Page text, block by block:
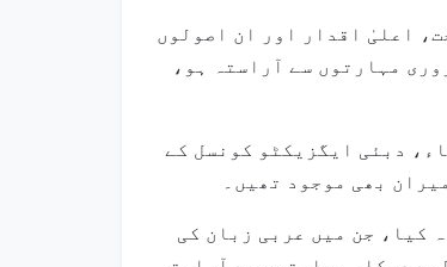
اعلیٰ اقدار اور ان اصولوں
مہارتوں سے آراستہ ہو،
دبئی ایگزیکٹو کونسل کے
بھی موجود تھیں۔
کیا، جن میں عربی زبان کی